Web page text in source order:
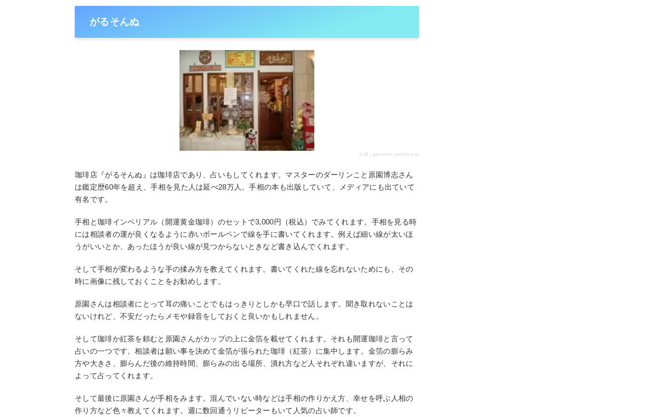
がるそんぬ
出典：garconne.webcrow.jp
珈琲店『がるそんぬ』は珈琲店であり、占いもしてくれます。マスターのダーリンこと原園博志さん
は鑑定歴60年を超え、手相を見た人は延べ28万人。手相の本も出版していて、メディアにも出ていて
有名です。
手相と珈琲インペリアル（開運黄金珈琲）のセットで3,000円（税込）でみてくれます。手相を見る時
には相談者の運が良くなるように赤いボールペンで線を手に書いてくれます。例えば細い線が太いほ
うがいいとか、あったほうが良い線が見つからないときなど書き込んでくれます。
そして手相が変わるような手の揉み方を教えてくれます。書いてくれた線を忘れないためにも、その
時に画像に残しておくことをお勧めします。
原園さんは相談者にとって耳の痛いことでもはっきりとしかも早口で話します。聞き取れないことは
ないけれど、不安だったらメモや録音をしておくと良いかもしれません。
そして珈琲か紅茶を頼むと原園さんがカップの上に金箔を載せてくれます。それも開運珈琲と言って
占いの一つです。相談者は願い事を決めて金箔が張られた珈琲（紅茶）に集中します。金箔の膨らみ
方や大きさ、膨らんだ後の維持時間、膨らみの出る場所、潰れ方など人それぞれ違いますが、それに
よって占ってくれます。
そして最後に原園さんが手相をみます。混んでいない時などは手相の作りかえ方、幸せを呼ぶ人相の
作り方など色々教えてくれます。週に数回通うリピーターもいて人気の占い師です。